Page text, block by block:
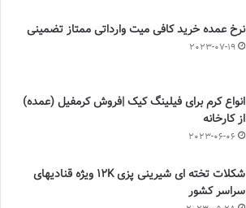
نرخ عمده خرید کافی میت وارداتی ممتاز تضمینی
2023-07-19
انواع کرم برای فیلینگ کیک |فروش کرمفیل (عمده)
از کارخانه
2023-06-06
شکلات تخته ای شیرینی پزی 12K ویژه قنادیهای
سراسر کشور